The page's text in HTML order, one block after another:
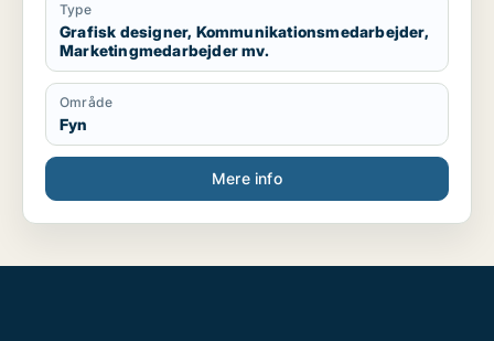
Type
Grafisk designer, Kommunikationsmedarbejder,
Marketingmedarbejder mv.
Område
Fyn
Mere info